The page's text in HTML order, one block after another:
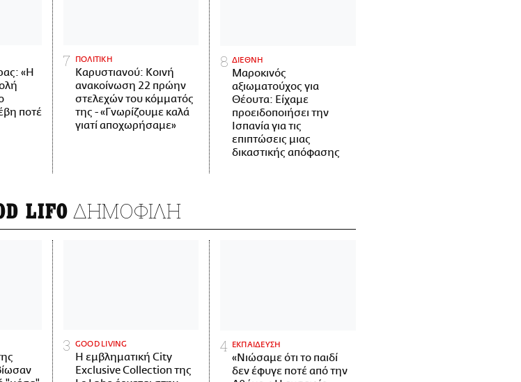
«Η
ποτέ
ΠΟΛΙΤΙΚΗ
Καρυστιανού: Κοινή
ανακοίνωση 22 πρώην
στελεχών του κόμματός
της - «Γνωρίζουμε καλά
γιατί αποχωρήσαμε»
ΔΙΕΘΝΗ
Μαροκινός
αξιωματούχος για
Θέουτα: Είχαμε
προειδοποιήσει την
Ισπανία για τις
επιπτώσεις μιας
δικαστικής απόφασης
LIFO ΔΗΜΟΦΙΛΗ
GOOD LIVING
Η εμβληματική City
Exclusive Collection της
ΕΚΠΑΙΔΕΥΣΗ
«Νιώσαμε ότι το παιδί
δεν έφυγε ποτέ από την